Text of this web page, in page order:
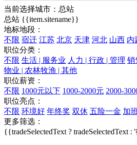
当前选择城市： 总站
总站 {{item.sitename}}
地标地段：
不限 宿迁 江苏 北京 天津 河北 山西 内
职位分类：
不限 生活 | 服务业 人力 | 行政 | 管理 销
物业 | 农林牧渔 | 其他
职位薪资：
不限 1000元以下 1000-2000元 2000-
职位亮点：
不限 环境好 年终奖 双休 五险一金 加
更多筛选：
{{tradeSelectedText ? tradeSelectedText